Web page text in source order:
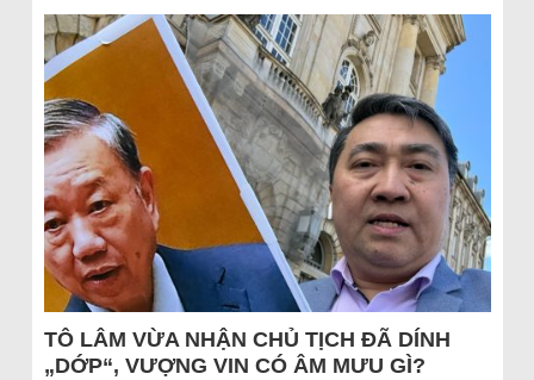
TÔ LÂM VỪA NHẬN CHỦ TỊCH ĐÃ DÍNH
„DỚP“, VƯỢNG VIN CÓ ÂM MƯU GÌ?